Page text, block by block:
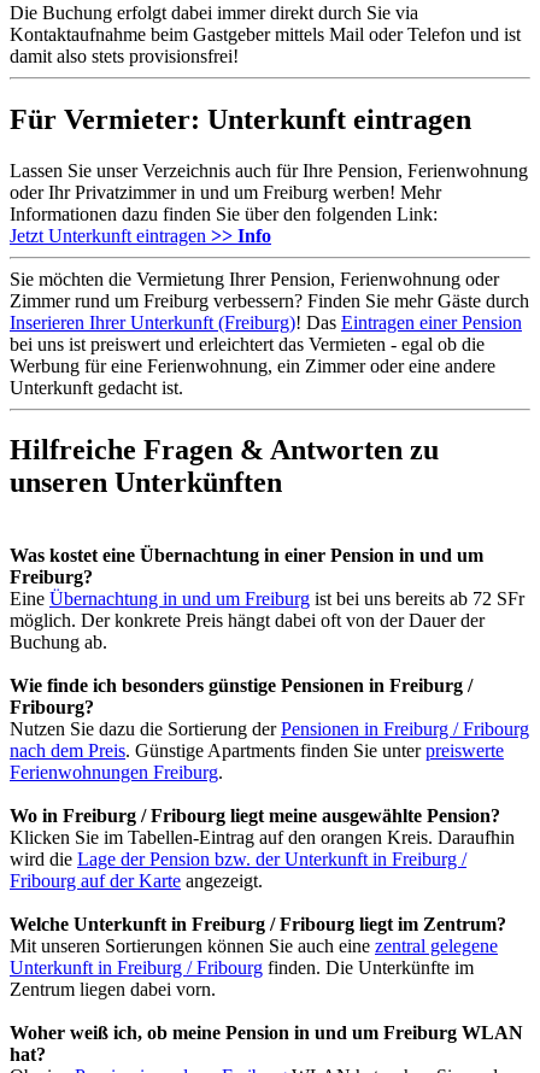
Die Buchung erfolgt dabei immer direkt durch Sie via
Kontaktaufnahme beim Gastgeber mittels Mail oder Telefon und ist
damit also stets provisionsfrei!
Für Vermieter: Unterkunft eintragen
Lassen Sie unser Verzeichnis auch für Ihre Pension, Ferienwohnung
oder Ihr Privatzimmer in und um Freiburg werben! Mehr
Informationen dazu finden Sie über den folgenden Link:
Jetzt Unterkunft eintragen >> Info
Sie möchten die Vermietung Ihrer Pension, Ferienwohnung oder
Zimmer rund um Freiburg verbessern? Finden Sie mehr Gäste durch
Inserieren Ihrer Unterkunft (Freiburg)! Das Eintragen einer Pension
bei uns ist preiswert und erleichtert das Vermieten - egal ob die
Werbung für eine Ferienwohnung, ein Zimmer oder eine andere
Unterkunft gedacht ist.
Hilfreiche Fragen & Antworten zu
unseren Unterkünften
Was kostet eine Übernachtung in einer Pension in und um
Freiburg?
Eine Übernachtung in und um Freiburg ist bei uns bereits ab 72 SFr
möglich. Der konkrete Preis hängt dabei oft von der Dauer der
Buchung ab.
Wie finde ich besonders günstige Pensionen in Freiburg /
Fribourg?
Nutzen Sie dazu die Sortierung derPensionen in Freiburg / Fribourg
nach dem Preis. Günstige Apartments finden Sie unterpreiswerte
Ferienwohnungen Freiburg.
Wo in Freiburg / Fribourg liegt meine ausgewählte Pension?
Klicken Sie im Tabellen-Eintrag auf den orangen Kreis. Daraufhin
wird die Lage der Pension bzw. der Unterkunft in Freiburg /
Fribourg auf der Karte angezeigt.
Welche Unterkunft in Freiburg / Fribourg liegt im Zentrum?
Mit unseren Sortierungen können Sie auch eine zentral gelegene
Unterkunft in Freiburg / Fribourg finden. Die Unterkünfte im
Zentrum liegen dabei vorn.
Woher weiß ich, ob meine Pension in und um Freiburg WLAN
hat?